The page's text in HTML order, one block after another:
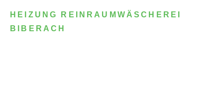
HEIZUNG REINRAUMWÄSCHEREI
BIBERACH